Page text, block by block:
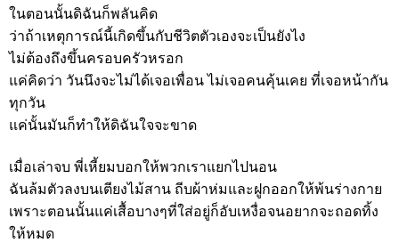
ในตอนนั้นดิฉันก็พลันคิด
ว่าถ้าเหตุการณ์นี้เกิดขึ้นกับชีวิตตัวเองจะเป็นยังไง
ไม่ต้องถึงขึ้นครอบครัวหรอก
แค่คิดว่า วันนึงจะไม่ได้เจอเพื่อน ไม่เจอคนคุ้นเคย ที่เจอหน้ากัน
ทุกวัน
แค่นั้นมันก็ทำให้ดิฉันใจจะขาด
เมื่อเล่าจบ พี่เหี้ยมบอกให้พวกเราแยกไปนอน
ฉันล้มตัวลงบนเตียงไม้สาน ถีบผ้าห่มและฝูกออกให้พ้นร่างกาย
เพราะตอนนั้นแค่เสื้อบางๆที่ใส่อยู่ก็อับเหงื่อจนอยากจะถอดทิ้ง
ให้หมด